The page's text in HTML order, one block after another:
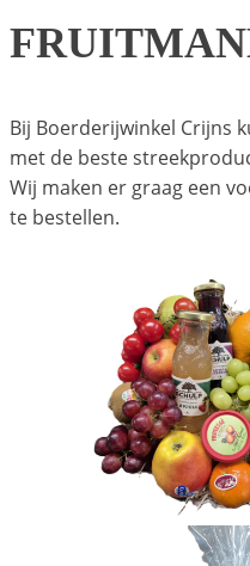
Bij Boerderijwinkel Crijns
met de beste
Wij maken er graag een
te bestellen.